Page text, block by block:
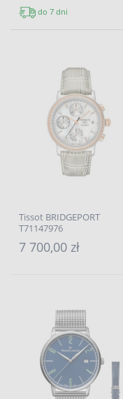
do 7 dni
Tissot BRIDGEPORT
T71147976
7 700,00 zł